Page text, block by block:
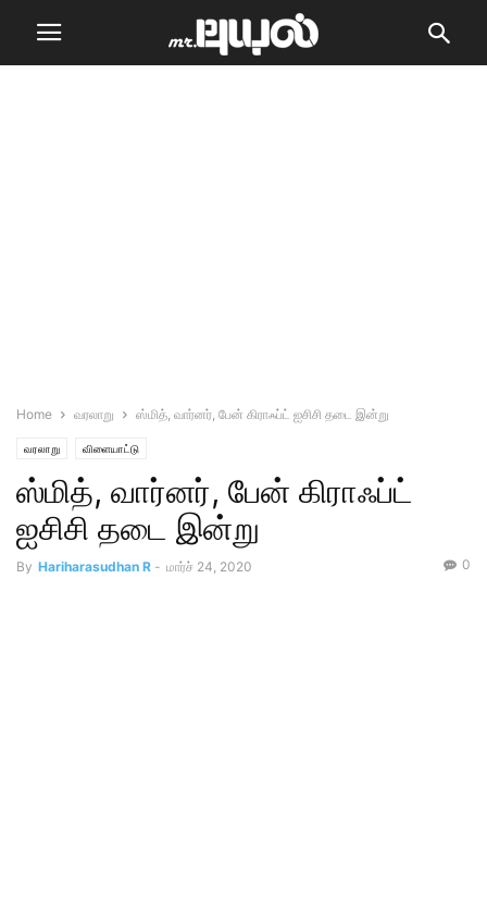
Home வரலாறு ஸ்மித், வார்னர், பேன் கிராஃப்ட் ஐசிசி தடை இன்று
வரலாறு விளையாட்டு
ஸ்மித், வார்னர், பேன் கிராஃப்ட்
ஐசிசி தடை இன்று
By Hariharasudhan R - மார்ச் 24, 2020 0